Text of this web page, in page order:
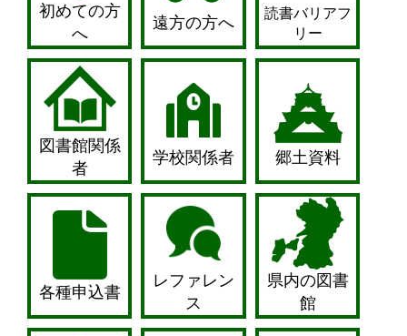
初めての方
へ
遠方の方へ
読書バリアフ
リー
図書館関係
者
学校関係者 郷土資料
各種申込書
レファレン
ス
県内の図書
館